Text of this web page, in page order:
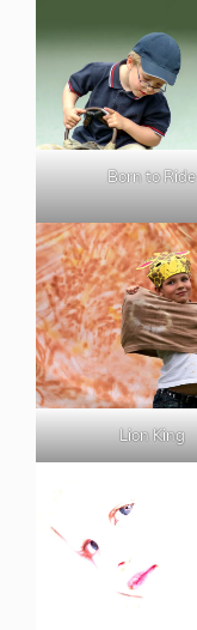
Born to Ride
Lion King